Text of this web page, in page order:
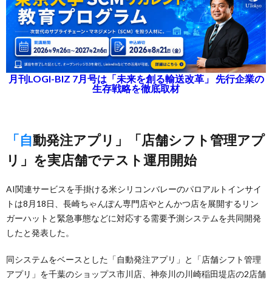
月刊LOGI-BIZ 7月号は「未来を創る輸送改革」 先行企業の
生存戦略を徹底取材
「自動発注アプリ」「店舗シフト管理アプ
リ」を実店舗でテスト運用開始
AI関連サービスを手掛ける米シリコンバレーのパロアルトインサイ
トは8月18日、長崎ちゃんぽん専門店やとんかつ店を展開するリン
ガーハットと緊急事態などに対応する需要予測システムを共同開発
したと発表した。
同システムをベースとした「自動発注アプリ」と「店舗シフト管理
アプリ」を千葉のショップス市川店、神奈川の川崎稲田堤店の2店舗